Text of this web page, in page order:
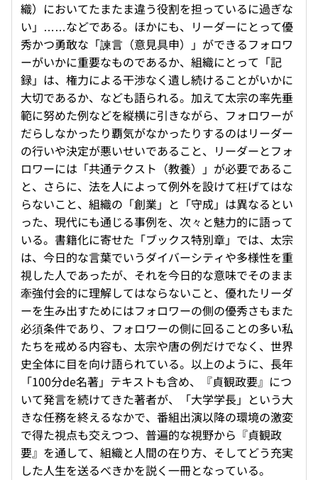
織）においてたまたま違う役割を担っているに過ぎな
い」……などである。ほかにも、リーダーにとって優
秀かつ勇敢な「諫言（意見具申）」ができるフォロワ
ーがいかに重要なものであるか、組織にとって「記
録」は、権力による干渉なく遺し続けることがいかに
大切であるか、なども語られる。加えて太宗の率先垂
範に努めた例などを縦横に引きながら、フォロワーが
だらしなかったり覇気がなかったりするのはリーダー
の行いや決定が悪いせいであること、リーダーとフォ
ロワーには「共通テクスト（教養）」が必要であるこ
と、さらに、法を人によって例外を設けて枉げてはな
らないこと、組織の「創業」と「守成」は異なるとい
った、現代にも通じる事例を、次々と魅力的に語って
いる。書籍化に寄せた「ブックス特別章」では、太宗
は、今日的な言葉でいうダイバーシティや多様性を重
視した人であったが、それを今日的な意味でそのまま
牽強付会的に理解してはならないこと、優れたリーダ
ーを生み出すためにはフォロワーの側の優秀さもまた
必須条件であり、フォロワーの側に回ることの多い私
たちを戒める内容も、太宗や唐の例だけでなく、世界
史全体に目を向け語られている。以上のように、長年
「100分de名著」テキストも含め、『貞観政要』につ
いて発言を続けてきた著者が、「大学学長」という大
きな任務を終えるなかで、番組出演以降の環境の激変
で得た視点も交えつつ、普遍的な視野から『貞観政
要』を通して、組織と人間の在り方、そしてどう充実
した人生を送るべきかを説く一冊となっている。